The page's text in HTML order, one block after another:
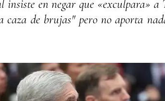
insiste en negar que «exculpara»
caza de brujas" pero no aporta